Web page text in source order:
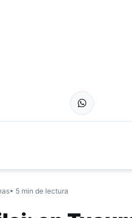
• 5 min de lectura